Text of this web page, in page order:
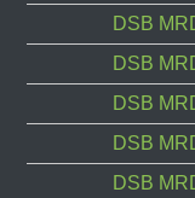
DSB
DSB
DSB
DSB
DSB